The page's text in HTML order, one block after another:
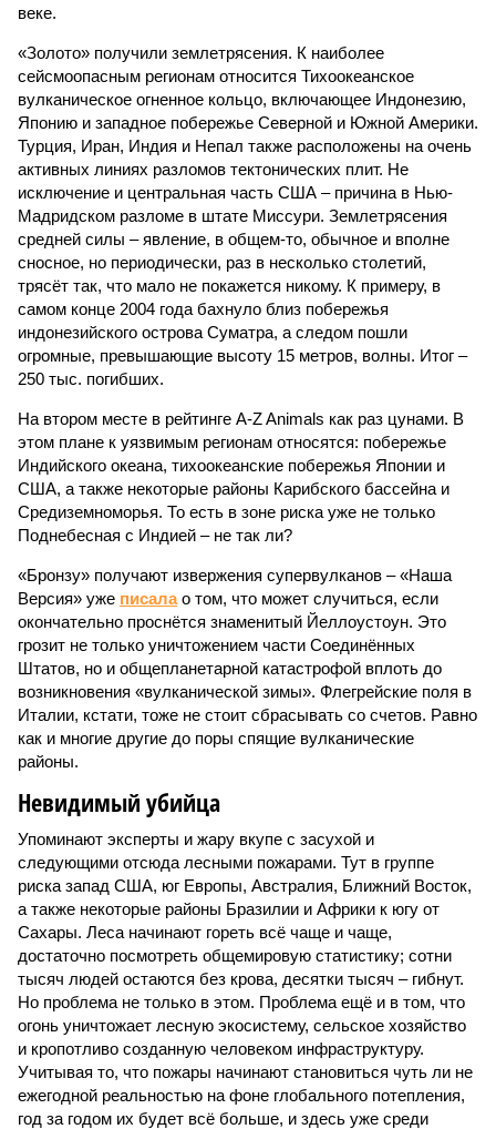
веке.
«Золото» получили землетрясения. К наиболее
сейсмоопасным регионам относится Тихоокеанское
вулканическое огненное кольцо, включающее Индонезию,
Японию и западное побережье Северной и Южной Америки.
Турция, Иран, Индия и Непал также расположены на очень
активных линиях разломов тектонических плит. Не
исключение и центральная часть США – причина в Нью-
Мадридском разломе в штате Миссури. Землетрясения
средней силы – явление, в общем-то, обычное и вполне
сносное, но периодически, раз в несколько столетий,
трясёт так, что мало не покажется никому. К примеру, в
самом конце 2004 года бахнуло близ побережья
индонезийского острова Суматра, а следом пошли
огромные, превышающие высоту 15 метров, волны. Итог –
250 тыс. погибших.
На втором месте в рейтинге A-Z Animals как раз цунами. В
этом плане к уязвимым регионам относятся: побережье
Индийского океана, тихо­океанские побережья Японии и
США, а также некоторые районы Карибского бассейна и
Средиземноморья. То есть в зоне риска уже не только
Поднебесная с Индией – не так ли?
«Бронзу» получают извержения супервулканов – «Наша
Версия» уже писалао том, что может случиться, если
окончательно проснётся знаменитый Йеллоустоун. Это
грозит не только уничтожением части Соединённых
Штатов, но и общепланетарной катастрофой вплоть до
возникновения «вулканической зимы». Флегрейские поля в
Италии, кстати, тоже не стоит сбрасывать со счетов. Равно
как и многие другие до поры спящие вулканические
районы.
Невидимый убийца
Упоминают эксперты и жару вкупе с засухой и
следующими отсюда лесными пожарами. Тут в группе
риска запад США, юг Европы, Австралия, Ближний Восток,
а также некоторые районы Бразилии и Африки к югу от
Сахары. Леса начинают гореть всё чаще и чаще,
достаточно посмотреть общемировую статистику; сотни
тысяч людей остаются без крова, десятки тысяч – гибнут.
Но проблема не только в этом. Проблема ещё и в том, что
огонь уничтожает лесную экосистему, сельское хозяйство
и кропотливо созданную человеком инфраструктуру.
Учитывая то, что пожары начинают становиться чуть ли не
ежегодной реальностью на фоне глобального потепления,
год за годом их будет всё больше, и здесь уже среди